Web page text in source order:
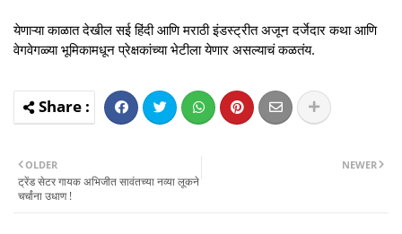
येणाऱ्या काळात देखील सई हिंदी आणि मराठी इंडस्ट्रीत अजून दर्जेदार कथा आणि
वेगवेगळ्या भूमिकामधून प्रेक्षकांच्या भेटीला येणार असल्याचं कळतंय.
NEWER
OLDER
ट्रेंड सेटर गायक अभिजीत सावंतच्या नव्या लूकने
चर्चांना उधाण !